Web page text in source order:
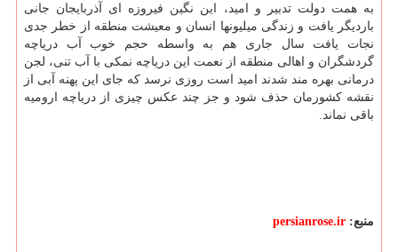
به همت دولت تدبیر و امید، این نگین فیروزه ای آذربایجان جانی
باردیگر یافت و زندگی میلیونها انسان و معیشت منطقه از خطر جدی
نجات یافت سال جاری هم به واسطه حجم خوب آب دریاچه
گردشگران و اهالی منطقه از نعمت این دریاچه نمکی با آب تنی، لجن
درمانی بهره مند شدند امید است روزی نرسد که جای این پهنه آبی از
نقشه کشورمان حذف شود و جز چند عکس چیزی از دریاچه ارومیه
باقی نماند.
منبع: persianrose.ir